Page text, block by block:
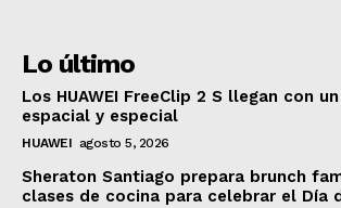
Lo último
Los HUAWEI FreeClip 2 S llegan con
espacial y especial
HUAWEI agosto 5, 2026
Sheraton Santiago prepara brunch
clases de cocina para celebrar el Día